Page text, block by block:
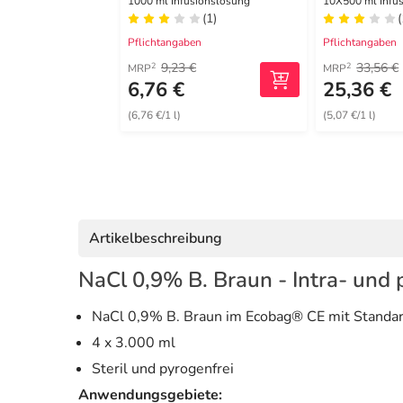
(1)
Pflichtangaben
MRP2 9,23 €
6,76 €
(6,76 €/1 l)
Pflichtangaben
MRP2 33,56 €
25,36 €
(5,07 €/1 l)
Artikelbeschreibung
NaCl 0,9% B. Braun - Intra-
NaCl 0,9% B. Braun im Ecobag® CE mit
4 x 3.000 ml
Steril und pyrogenfrei
Anwendungsgebiete: